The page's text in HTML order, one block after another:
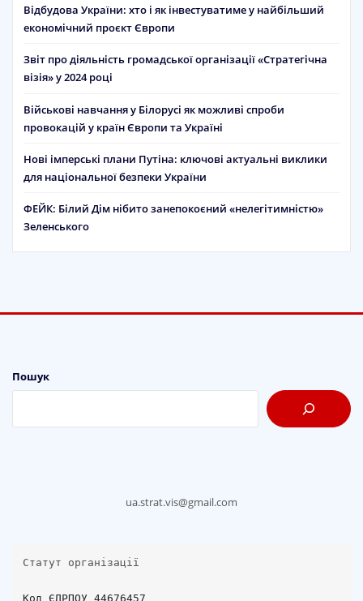
Відбудова України: хто і як інвестуватиме у найбільший
економічний проєкт Європи
Звіт про діяльність громадської організації «Стратегічна
візія» у 2024 році
Військові навчання у Білорусі як можливі спроби
провокацій у країн Європи та Україні
Нові імперські плани Путіна: ключові актуальні виклики
для національної безпеки України
ФЕЙК: Білий Дім нібито занепокоєний «нелегітимністю»
Зеленського
Пошук
ua.strat.vis@gmail.com
Статут організації
Код ЄДРПОУ 44676457